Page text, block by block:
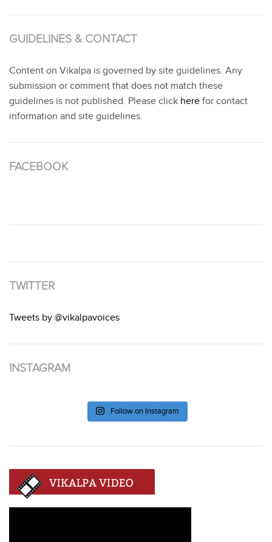
GUIDELINES & CONTACT
Content on Vikalpa is governed by site guidelines. Any
submission or comment that does not match these
guidelines is not published. Please click here for contact
information and site guidelines.
FACEBOOK
TWITTER
Tweets by @vikalpavoices
INSTAGRAM
Follow on Instagram